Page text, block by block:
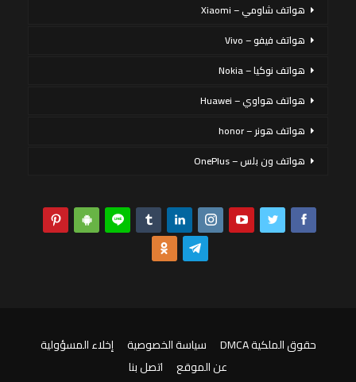
هواتف شاومي – Xiaomi
هواتف فيفو – Vivo
هواتف نوكيا – Nokia
هواتف هواوي – Huawei
هواتف هونر – honor
هواتف ون بلس – OnePlus
حقوق الملكية DMCA سياسة الخصوصية
إخلاء المسؤولية
عن الموقع
اتصل بنا